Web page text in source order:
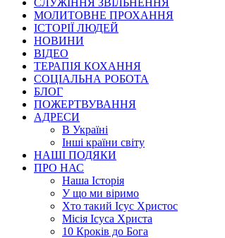
СЛУЖІННЯ ЗВІЛЬНЕННЯ
МОЛИТОВНЕ ПРОХАННЯ
ІСТОРІЇ ЛЮДЕЙ
НОВИНИ
ВІДЕО
ТЕРАПІЯ КОХАННЯ
СОЦІАЛЬНА РОБОТА
БЛОГ
ПОЖЕРТВУВАННЯ
АДРЕСИ
В Україні
Інші країни світу
НАШІ ПОДЯКИ
ПРО НАС
Наша Історія
У що ми віримо
Хто такий Ісус Христос
Місія Ісуса Христа
10 Кроків до Бога